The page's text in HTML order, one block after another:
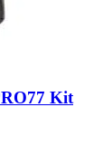
Kit